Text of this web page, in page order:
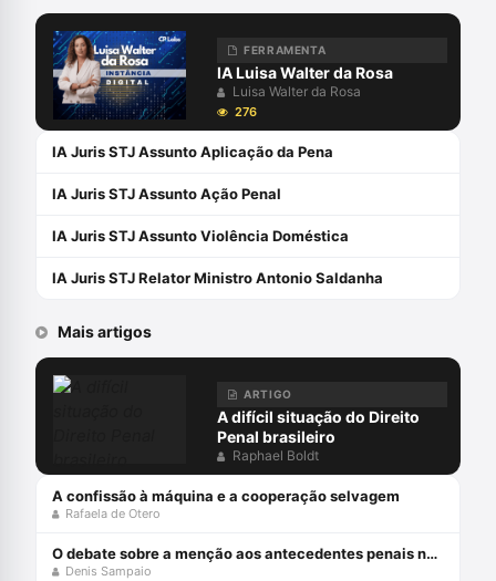
FERRAMENTA
IA Luisa Walter da Rosa
Luisa Walter da Rosa
276
IA Juris STJ Assunto Aplicação da Pena
IA Juris STJ Assunto Ação Penal
IA Juris STJ Assunto Violência Doméstica
IA Juris STJ Relator Ministro Antonio Saldanha
Mais artigos
ARTIGO
A difícil situação do Direito
Penal brasileiro
Raphael Boldt
A confissão à máquina e a cooperação selvagem
Rafaela de Otero
O debate sobre a menção aos antecedentes penais no júri
Denis Sampaio